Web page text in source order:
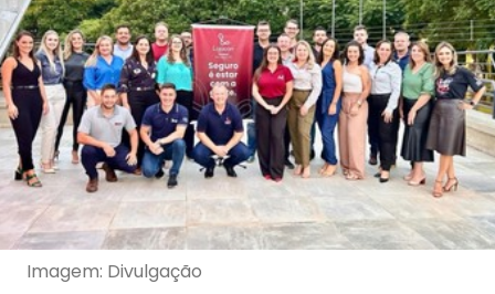
Imagem: Divulgação